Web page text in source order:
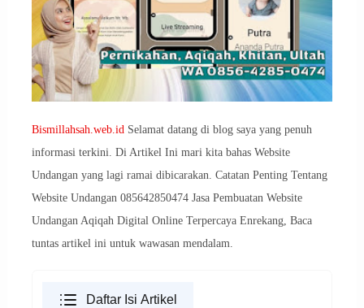
Bismillahsah.web.idSelamat datang di blog saya yang penuh
informasi terkini. Di Artikel Ini mari kita bahas Website
Undangan yang lagi ramai dibicarakan. Catatan Penting Tentang
Website Undangan 085642850474 Jasa Pembuatan Website
Undangan Aqiqah Digital Online Terpercaya Enrekang, Baca
tuntas artikel ini untuk wawasan mendalam.
Daftar Isi Artikel